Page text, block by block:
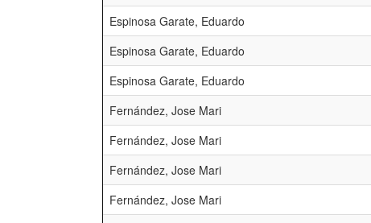
Espinosa Garate, Eduardo
Espinosa Garate, Eduardo
Espinosa Garate, Eduardo
Fernández, Jose Mari
Fernández, Jose Mari
Fernández, Jose Mari
Fernández, Jose Mari